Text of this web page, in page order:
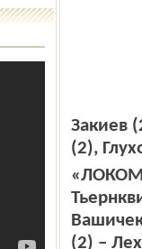
Закиев
(2),
(2) –